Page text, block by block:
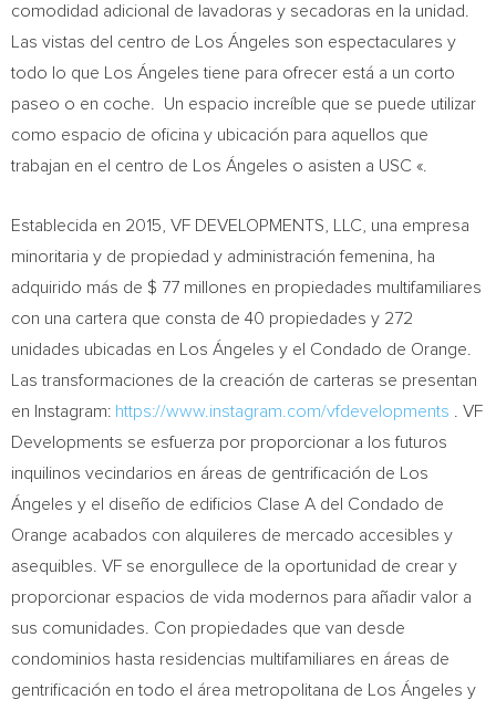
comodidad adicional de lavadoras y secadoras en la unidad.
Las vistas del centro de Los Ángeles son espectaculares y
todo lo que Los Ángeles tiene para ofrecer está a un corto
paseo o en coche. Un espacio increíble que se puede utilizar
como espacio de oficina y ubicación para aquellos que
trabajan en el centro de Los Ángeles o asisten a USC «.
Establecida en 2015, VF DEVELOPMENTS, LLC, una empresa
minoritaria y de propiedad y administración femenina, ha
adquirido más de $ 77 millones en propiedades multifamiliares
con una cartera que consta de 40 propiedades y 272
unidades ubicadas en Los Ángeles y el Condado de Orange
Las transformaciones de la creación de carteras se presentan
en Instagram: https://www.instagram.com/vfdevelopments
. VF
Developments se esfuerza por proporcionar a los futuros
inquilinos vecindarios en áreas de gentrificación de Los
Ángeles y el diseño de edificios Clase A del Condado de
Orange acabados con alquileres de mercado accesibles y
asequibles. VF se enorgullece de la oportunidad de crear y
proporcionar espacios de vida modernos para añadir valor a
sus comunidades. Con propiedades que van desde
condominios hasta residencias multifamiliares en áreas de
gentrificación en todo el área metropolitana de Los Ángeles y